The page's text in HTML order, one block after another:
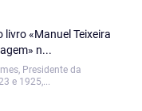
«Manuel Teixeira
n...
Presidente da
e 1925,...